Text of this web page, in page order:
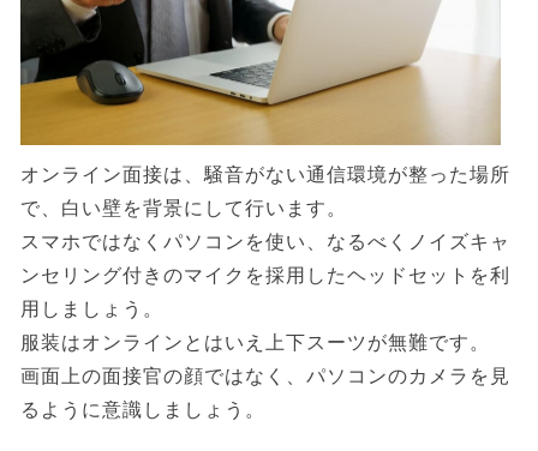
オンライン面接は、騒音がない通信環境が整った場所
で、白い壁を背景にして行います。
スマホではなくパソコンを使い、なるべくノイズキャ
ンセリング付きのマイクを採用したヘッドセットを利
用しましょう。
服装はオンラインとはいえ上下スーツが無難です。
画面上の面接官の顔ではなく、パソコンのカメラを見
るように意識しましょう。